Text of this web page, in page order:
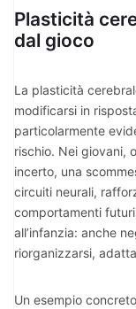
Plasticità
dal gioco
La plasticità
modificarsi in
particolarmente
rischio. Nei giovani,
incerto, una
circuiti neurali,
comportamenti
all’infanzia: anche
riorganizzarsi,
Un esempio